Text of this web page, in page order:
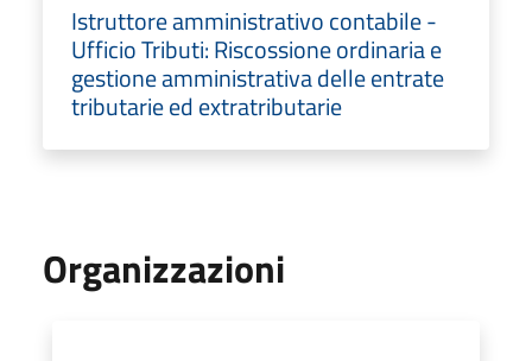
Istruttore amministrativo contabile -
Ufficio Tributi: Riscossione ordinaria e
gestione amministrativa delle entrate
tributarie ed extratributarie
Organizzazioni